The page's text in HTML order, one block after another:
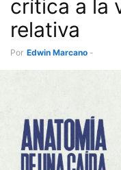
crítica a la
relativa
Por Edwin Marcano -